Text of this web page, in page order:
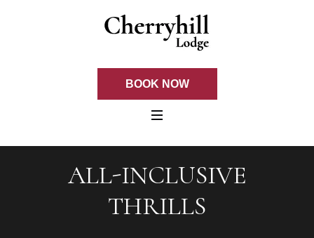
BOOK NOW
ALL-INCLUSIVE
THRILLS